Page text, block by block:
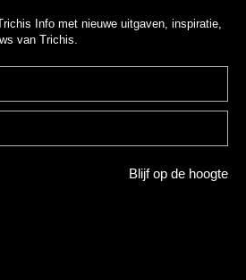
Info met nieuwe uitgaven, inspiratie,
van Trichis.
Blijf op de hoogte